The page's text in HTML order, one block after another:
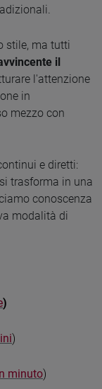
stile, ma tutti
il
l'attenzione
in
mezzo con
e diretti:
trasforma in una
conoscenza
modalità di
)
)
minuto)